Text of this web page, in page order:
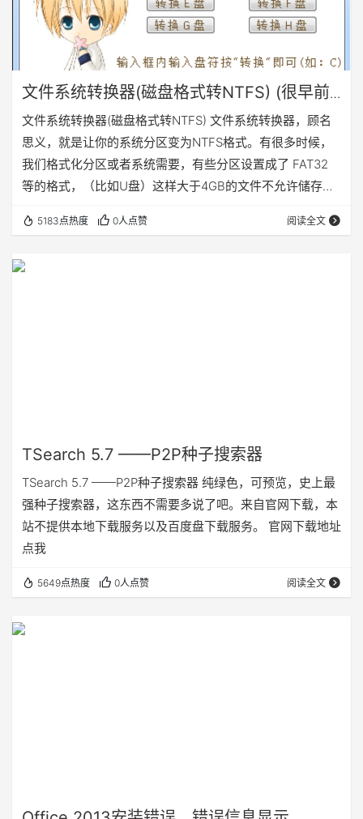
文件系统转换器(磁盘格式转NTFS) (很早前
开发的小工具)
文件系统转换器(磁盘格式转NTFS) 文件系统转换器，顾名
思义，就是让你的系统分区变为NTFS格式。有很多时候，
我们格式化分区或者系统需要，有些分区设置成了 FAT32
等的格式，（比如U盘）这样大于4GB的文件不允许储存
格式化分区？数据就都没了。 本程序是利用系统中的
的朋友不使用该工具同样可以手动输入命令达到同样的转换
5183点热度 0人点赞 阅读全文
TSearch 5.7 ——P2P种子搜索器
TSearch 5.7 ——P2P种子搜索器 纯绿色，可预览，史上最
强种子搜索器，这东西不需要多说了吧。来自官网下载，本
站不提供本地下载服务以及百度盘下载服务。 官网下载地址
点我
5649点热度 0人点赞 阅读全文